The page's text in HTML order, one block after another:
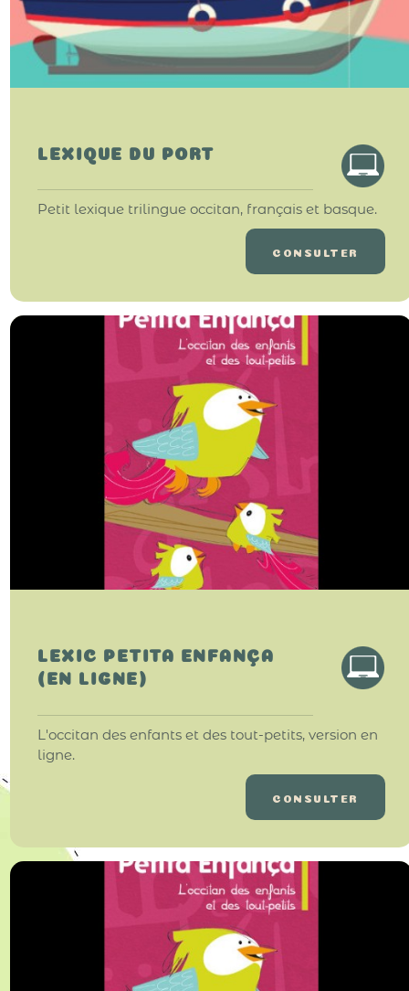
LEXIQUE DU PORT
Petit lexique trilingue occitan, français et basque.
CONSULTER
LEXIC PETITA ENFANÇA
(EN LIGNE)
L'occitan des enfants et des tout-petits, version en
ligne.
CONSULTER